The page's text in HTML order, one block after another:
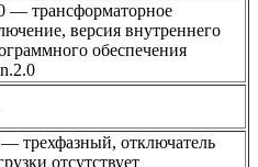
— трансформаторное
версия внутреннего
обеспечения
трехфазный, отключатель
отсутствует